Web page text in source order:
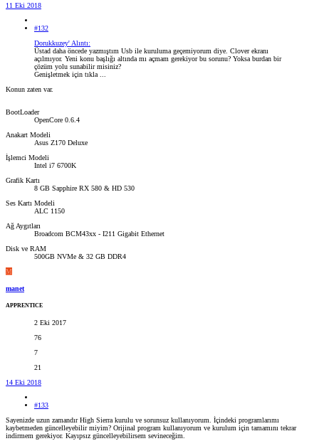
11 Eki 2018
#132
Dorukkuzey' Alıntı:
Üstad daha öncede yazmıştım Usb ile kuruluma geçemiyorum diye. Clover ekranı
açılmıyor. Yeni konu başlığı altında mı açmam gerekiyor bu sorunu? Yoksa burdan bir
çözüm yolu sunabilir misiniz?
Genişletmek için tıkla ...
Konun zaten var.
BootLoader
OpenCore 0.6.4
Anakart Modeli
Asus Z170 Deluxe
İşlemci Modeli
Intel i7 6700K
Grafik Kartı
8 GB Sapphire RX 580 & HD 530
Ses Kartı Modeli
ALC 1150
Ağ Aygıtları
Broadcom BCM43xx - I211 Gigabit Ethernet
Disk ve RAM
500GB NVMe & 32 GB DDR4
M
manet
APPRENTICE
2 Eki 2017
76
7
21
14 Eki 2018
#133
Sayenizde uzun zamandır High Sierra kurulu ve sorunsuz kullanıyorum. İçindeki programlarımı
kaybetmeden güncelleyebilir miyim? Orijinal program kullanıyorum ve kurulum için tamamını tekrar
indirmem gerekiyor. Kayıpsız güncelleyebilirsem sevineceğim.